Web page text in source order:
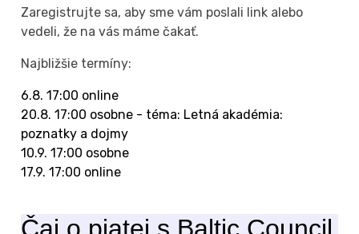
Zaregistrujte sa, aby sme vám poslali link alebo
vedeli, že na vás máme čakať.
Najbližšie termíny:
6.8. 17:00 online
20.8. 17:00 osobne - téma: Letná akadémia:
poznatky a dojmy
10.9. 17:00 osobne
17.9. 17:00 online